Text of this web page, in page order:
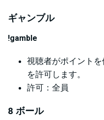
ギャンブル
!gamble
視聴者がポイント
を許可します。
許可：全員
8 ボール